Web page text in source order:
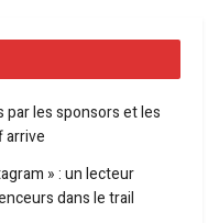
les sponsors et les
arrive
» : un lecteur
dans le trail